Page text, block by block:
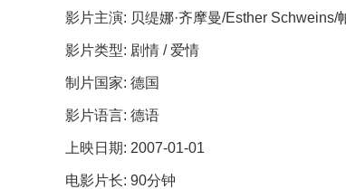
影片主演: 贝缇娜·齐摩曼/Esther Schweins/
影片类型: 剧情 / 爱情
制片国家: 德国
影片语言: 德语
上映日期: 2007-01-01
电影片长: 90分钟